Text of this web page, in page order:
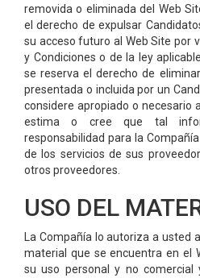
removida o eliminada del Web
el derecho de expulsar
su acceso futuro al Web Site por
y Condiciones o de la ley
se reserva el derecho de
presentada o incluida por un
considere apropiado o necesario
estima o cree que tal
responsabilidad para la
de los servicios de sus
otros proveedores.
USO DEL
La Compañía lo autoriza a usted
material que se encuentra en el
su uso personal y no comercial